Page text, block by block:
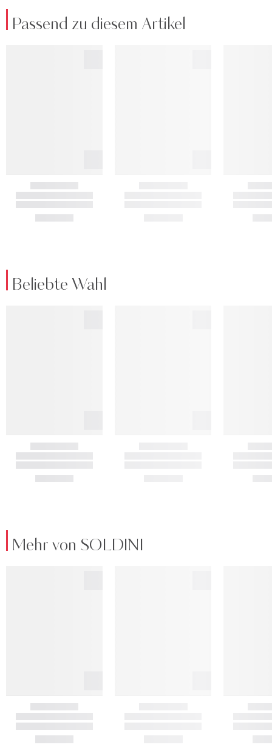
Passend zu diesem Artikel
Beliebte Wahl
Mehr von SOLDINI